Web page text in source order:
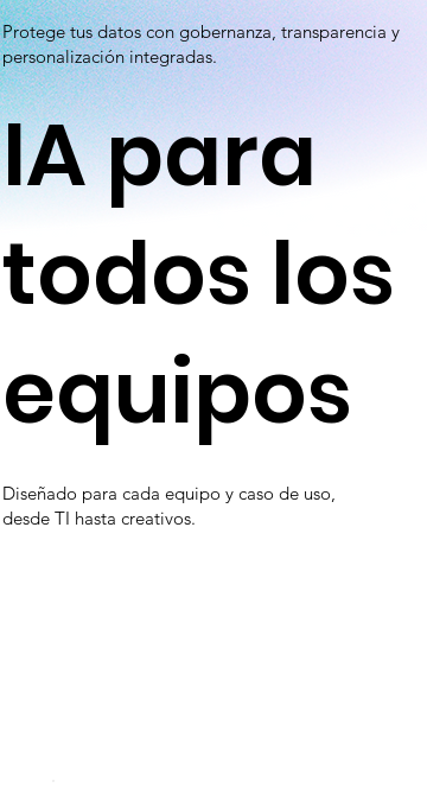
Protege tus datos con gobernanza, transparencia y
personalización integradas.
IA para
todos los
equipos
Diseñado para cada equipo y caso de uso,
desde TI hasta creativos.